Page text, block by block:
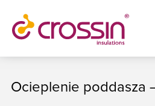
Ocieplenie poddasza